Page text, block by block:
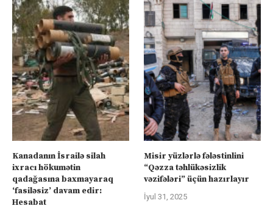
Kanadanın İsrailə silah
ixracı hökumətin
qadağasına baxmayaraq
‘fasiləsiz’ davam edir:
Hesabat
Misir yüzlərlə fələstinlini
“Qəzza təhlükəsizlik
vəzifələri” üçün hazırlayır
İyul 31, 2025